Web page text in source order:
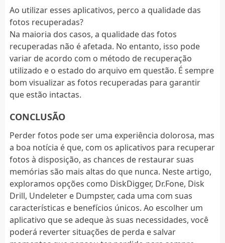
Ao utilizar esses aplicativos, perco a qualidade das
fotos recuperadas?
Na maioria dos casos, a qualidade das fotos
recuperadas não é afetada. No entanto, isso pode
variar de acordo com o método de recuperação
utilizado e o estado do arquivo em questão. É sempre
bom visualizar as fotos recuperadas para garantir
que estão intactas.
CONCLUSÃO
Perder fotos pode ser uma experiência dolorosa, mas
a boa notícia é que, com os aplicativos para recuperar
fotos à disposição, as chances de restaurar suas
memórias são mais altas do que nunca. Neste artigo,
exploramos opções como DiskDigger, Dr.Fone, Disk
Drill, Undeleter e Dumpster, cada uma com suas
características e benefícios únicos. Ao escolher um
aplicativo que se adeque às suas necessidades, você
poderá reverter situações de perda e salvar